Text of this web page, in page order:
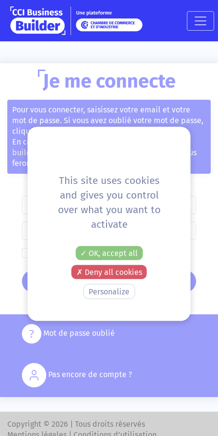
Je me connecte
Pour vous connecter, saisissez votre email et votre
mot de passe. Si vous avez oublié votre mot de passe,
cliquez sur "Mot de passe oublié" ci-dessous.
En cas de souci, cliquez sur
builder.cci.fr
et envoyez-nous le message, nous nous
ferons un plaisir de trouver une solution.
Adresse email
Se souvenir de moi
Connexion
Mot de passe oublié
Pas encore de compte ?
Copyright © 2026 | Tous droits réservés
This site uses cookies
and gives you control
over what you want to
activate
OK, accept all
Deny all cookies
Personalize